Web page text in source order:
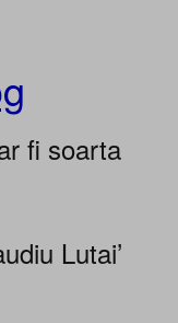
fi soarta
Lutai’